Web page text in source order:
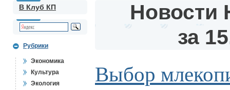
В Клуб КП
Рубрики
Экономика
Культура
Экология
Новости
за
Выбор